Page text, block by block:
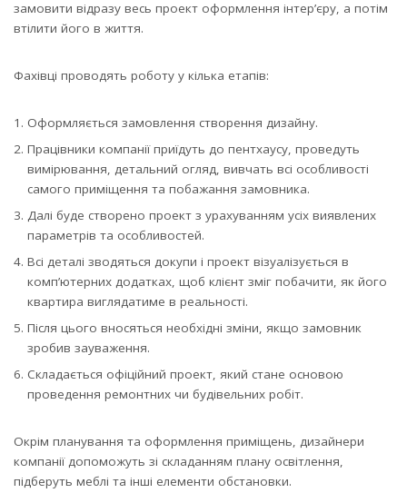
замовити відразу весь проект оформлення інтер’єру, а потім
втілити його в життя.
Фахівці проводять роботу у кілька етапів:
Оформляється замовлення створення дизайну.
Працівники компанії приїдуть до пентхаусу, проведуть
вимірювання, детальний огляд, вивчать всі особливості
самого приміщення та побажання замовника.
Далі буде створено проект з урахуванням усіх виявлених
параметрів та особливостей.
Всі деталі зводяться докупи і проект візуалізується в
комп’ютерних додатках, щоб клієнт зміг побачити, як його
квартира виглядатиме в реальності.
Після цього вносяться необхідні зміни, якщо замовник
зробив зауваження.
Складається офіційний проект, який стане основою
проведення ремонтних чи будівельних робіт.
Окрім планування та оформлення приміщень, дизайнери
компанії допоможуть зі складанням плану освітлення,
підберуть меблі та інші елементи обстановки.